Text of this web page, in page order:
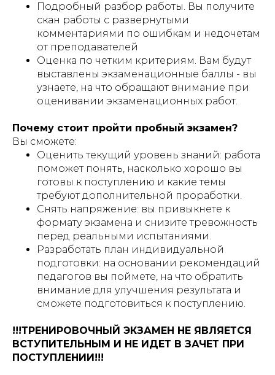
Подробный разбор работы. Вы получите
скан работы с развернутыми
комментариями по ошибкам и недочетам
от преподавателей
Оценка по четким критериям. Вам будут
выставлены экзаменационные баллы - вы
узнаете, на что обращают внимание при
оценивании экзаменационных работ.
Почему стоит пройти пробный экзамен?
Вы сможете:
Оценить текущий уровень знаний: работа
поможет понять, насколько хорошо вы
готовы к поступлению и какие темы
требуют дополнительной проработки.
Снять напряжение: вы привыкнете к
формату экзамена и снизите тревожность
перед реальными испытаниями.
Разработать план индивидуальной
подготовки: на основании рекомендаций
педагогов вы поймете, на что обратить
внимание для улучшения результата и
сможете подготовиться к поступлению.
!!!ТРЕНИРОВОЧНЫЙ ЭКЗАМЕН НЕ ЯВЛЯЕТСЯ
ВСТУПИТЕЛЬНЫМ И НЕ ИДЕТ В ЗАЧЕТ ПРИ
ПОСТУПЛЕНИИ!!!